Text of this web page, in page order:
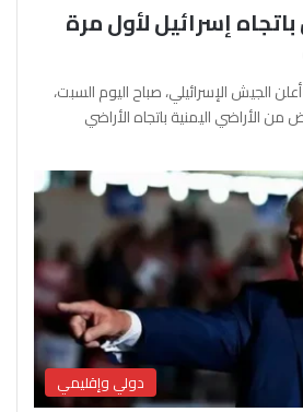
إسرائيل لأول مرة
آفرين علو ـ xeber24.net أعلن الجيش الإسرائيلي، صباح اليوم السبت،
الأراضي اليمنية باتجاه الأراضي
دولي وإقليمي